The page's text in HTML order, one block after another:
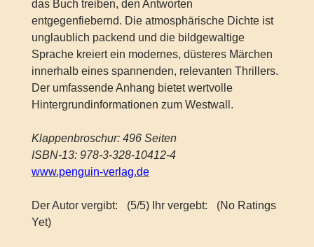
das Buch treiben, den Antworten
entgegenfiebernd. Die atmosphärische Dichte ist
unglaublich packend und die bildgewaltige
Sprache kreiert ein modernes, düsteres Märchen
innerhalb eines spannenden, relevanten Thrillers.
Der umfassende Anhang bietet wertvolle
Hintergrundinformationen zum Westwall.
Klappenbroschur: 496 Seiten
ISBN-13: 978-3-328-10412-4
www.penguin-verlag.de
Der Autor vergibt: (5/5) Ihr vergebt:
(No Ratings
Yet)